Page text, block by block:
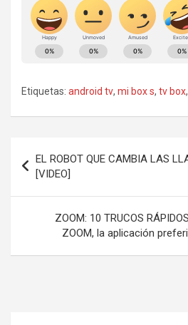
Etiquetas: android tv, mi box s, tv box,
de
entradas
EL ROBOT QUE CAMBIA LAS
[VIDEO]
ZOOM: 10 TRUCOS
ZOOM, la aplicación